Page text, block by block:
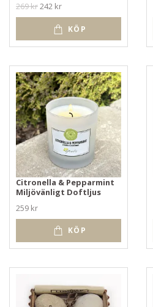
269 kr242 kr
KÖP
Citronella & Pepparmint
Miljövänligt Doftljus
259 kr
KÖP